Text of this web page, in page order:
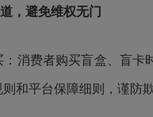
，避免维权无门
费者购买盲盒、盲卡时
和平台保障细则，谨防欺